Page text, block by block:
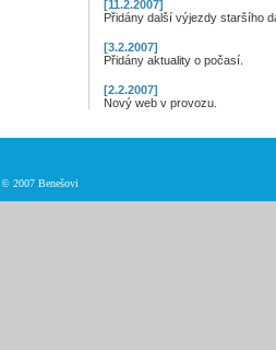
[11.2.2007]
Přidány další výjezdy staršího
[3.2.2007]
Přidány aktuality o počasí.
[2.2.2007]
Nový web v provozu.
2007 Benešovi